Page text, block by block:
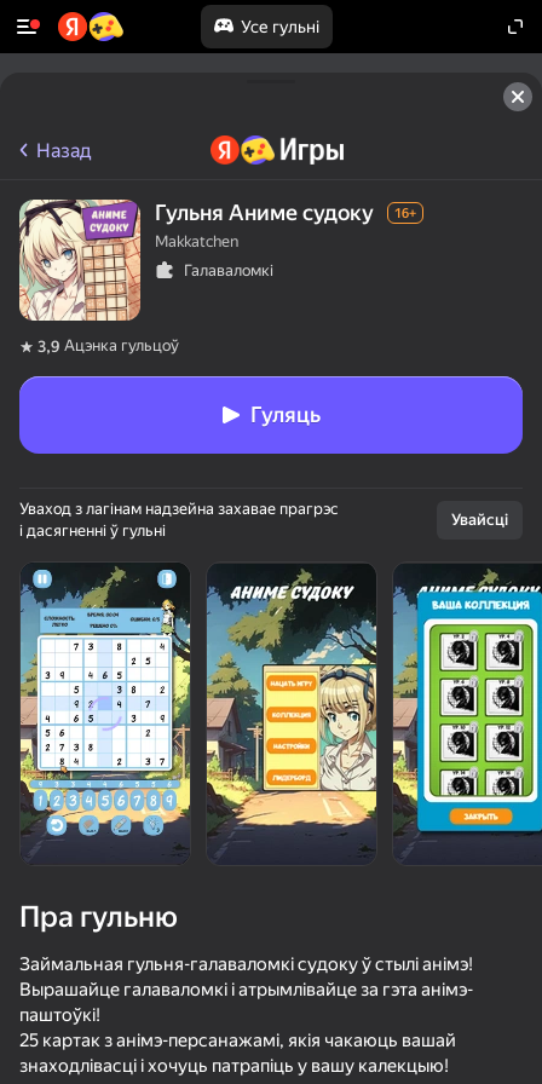
Усе гульні
50+ лепшых гульняў, у якія гуляюць
нават тыя, хто «не гуляе»
Переписка для взрослых
54
Свайпай и Переписывайся с Девушками
48
Переписка с училкой
42
Назад
Гульня Аниме судоку 16+
Makkatchen
Галаваломкі
3,9 Ацэнка гульцоў
Гуляць
Уваход з лагінам надзейна захавае прагрэс
і дасягненні ў гульні
Увайсці
Пра гульню
Займальная гульня-галаваломкі судоку ў стылі анімэ!
Вырашайце галаваломкі і атрымлівайце за гэта анімэ-
паштоўкі!
25 картак з анімэ-персанажамі, якія чакаюць вашай
знаходлівасці і хочуць патрапіць у вашу калекцыю!